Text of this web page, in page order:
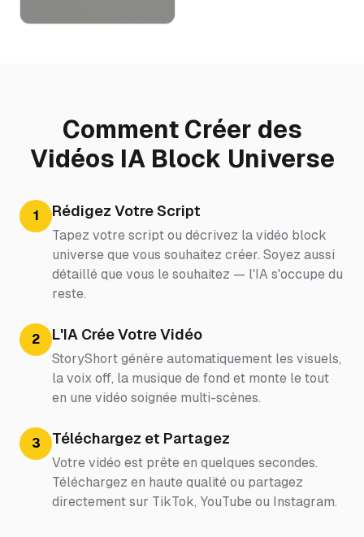
Comment Créer des
Vidéos IA Block Universe
1 Rédigez Votre Script
Tapez votre script ou décrivez la vidéo block
universe que vous souhaitez créer. Soyez aussi
détaillé que vous le souhaitez — l'IA s'occupe du
reste.
2 L'IA Crée Votre Vidéo
StoryShort génère automatiquement les visuels,
la voix off, la musique de fond et monte le tout
en une vidéo soignée multi-scènes.
3 Téléchargez et Partagez
Votre vidéo est prête en quelques secondes.
Téléchargez en haute qualité ou partagez
directement sur TikTok, YouTube ou Instagram.